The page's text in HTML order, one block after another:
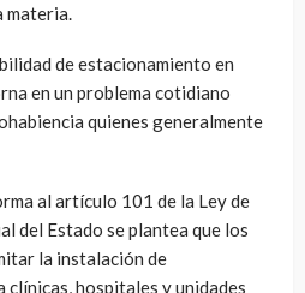
materia.
de estacionamiento en
en un problema cotidiano
quienes generalmente
al artículo 101 de la Ley de
del Estado se plantea que los
la instalación de
hospitales y unidades